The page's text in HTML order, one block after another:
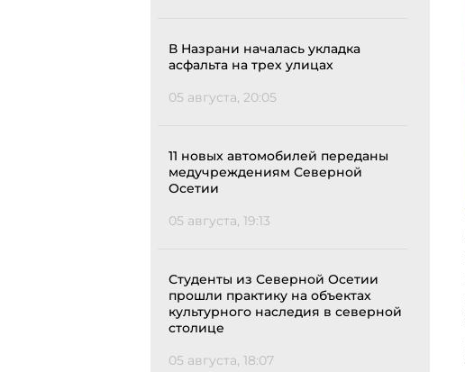
В Назрани началась укладка
асфальта на трех улицах
05 августа, 20:05
11 новых автомобилей переданы
медучреждениям Северной
Осетии
05 августа, 19:13
Студенты из Северной Осетии
прошли практику на объектах
культурного наследия в северной
столице
05 августа, 18:07